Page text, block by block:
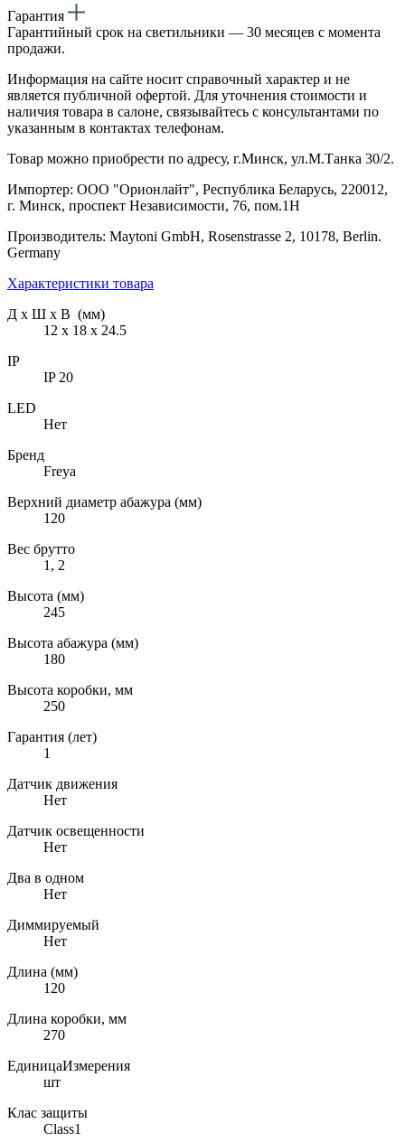
Гарантия
Гарантийный срок на светильники — 30 месяцев с момента
продажи.
Информация на сайте носит справочный характер и не
является публичной офертой. Для уточнения стоимости и
наличия товара в салоне, связывайтесь с консультантами по
указанным в контактах телефонам.
Товар можно приобрести по адресу, г.Минск, ул.М.Танка 30/2.
Импортер: ООО "Орионлайт", Республика Беларусь, 220012,
г. Минск, проспект Независимости, 76, пом.1Н
Производитель: Maytoni GmbH, Rosenstrasse 2, 10178, Berlin.
Germany
Характеристики товара
Д х Ш х В (мм)
12 х 18 х 24.5
IP
IP 20
LED
Нет
Бренд
Freya
Верхний диаметр абажура (мм)
120
Вес брутто
1, 2
Высота (мм)
245
Высота абажура (мм)
180
Высота коробки, мм
250
Гарантия (лет)
1
Датчик движения
Нет
Датчик освещенности
Нет
Два в одном
Нет
Диммируемый
Нет
Длина (мм)
120
Длина коробки, мм
270
ЕдиницаИзмерения
шт
Клас защиты
Class1